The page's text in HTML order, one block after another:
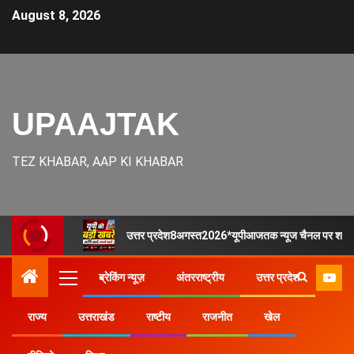
August 8, 2026
UPAAJTAK
TEZ KHABAR, AAP KI KHABAR
उत्तर प्रदेश8अगस्त2026*यूपीआजतक न्यूज चैनल पर
ब्रेकिंग न्यूज़ अंतरराष्ट्रीय उत्तर प्रदेश
राज्य उत्तराखंड राष्टीय राजनीत खेल